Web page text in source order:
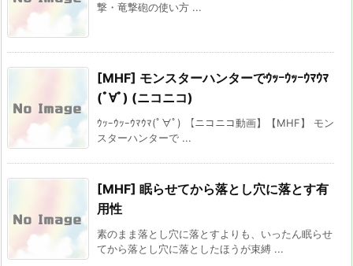
撃・竜撃砲の使い方 ...
[MHF] モンスターハンターでｳｯｰｳｯｰｳﾏｳﾏ
(ﾟ∀ﾟ) (ニコニコ)
ｳｯｰｳｯｰｳﾏｳﾏ(ﾟ∀ﾟ) 【ニコニコ動画】【MHF】 モン
スターハンターで ...
[MHF] 眠らせてから落とし穴に落とす有
用性
素のまま落とし穴に落とすよりも、いったん眠らせ
てから落とし穴に落としたほうが束縛 ...